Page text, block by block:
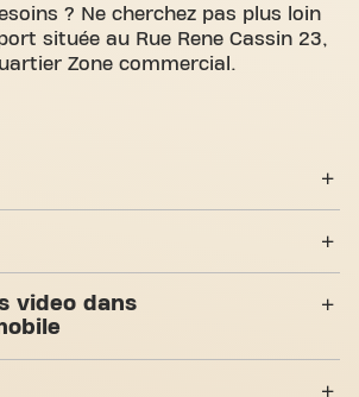
? Ne cherchez pas plus loin
située au Rue Rene Cassin 23,
Zone commercial.
point il est important de
et des entraîneurs
salle de sport offre une grande
de séances d'entraînement
personnel. Mais ce qui nous
c'est le sens de la communauté
- un endroit où vous trouverez
aujourd'hui et découvrez
Personnel
video dans